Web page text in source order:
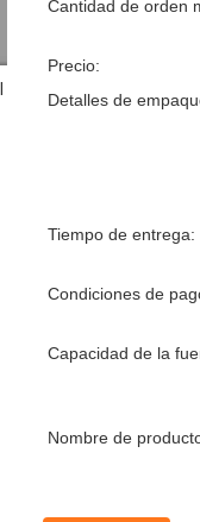
Cantidad de orden
Precio:
Detalles de
Tiempo de entrega:
Condiciones de
Capacidad de la
Nombre de